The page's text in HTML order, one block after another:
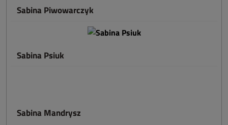
Sabina Piwowarczyk
Sabina Psiuk
Sabina Mandrysz